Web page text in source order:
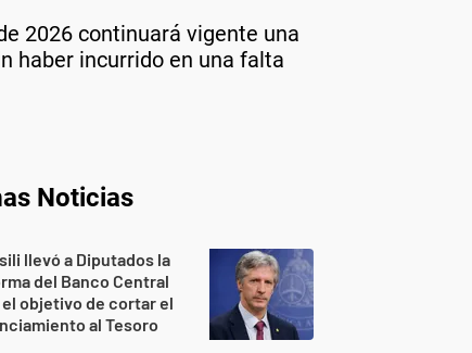
2026 continuará vigente una
haber incurrido en una falta
Noticias
llevó a Diputados la
del Banco Central
objetivo de cortar el
al Tesoro